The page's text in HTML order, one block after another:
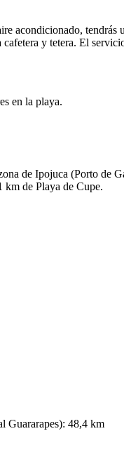
acondicionado,
y tetera. El
en la playa.
de Ipojuca (Porto
km de Playa de Cupe.
Guararapes): 48,4 km